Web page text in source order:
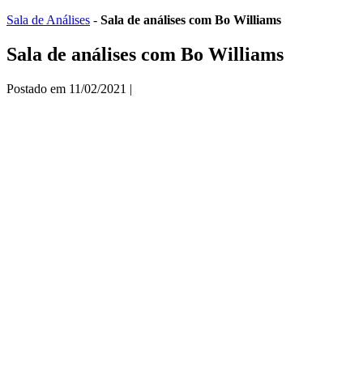
Ir
o
conteúdo
Sala de Análises - Sala de análises com Bo Williams
Sala de análises com Bo Williams
Postado em 11/02/2021 |